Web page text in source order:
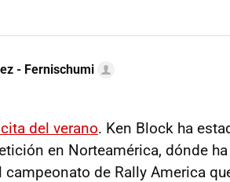
- Fernischumi
del verano. Ken Block ha
en Norteamérica, dónde
de Rally America